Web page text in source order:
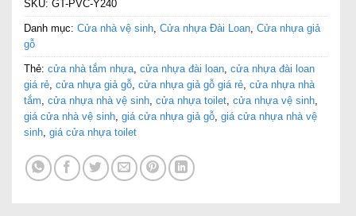
SKU: GT-PVC-Y240
Danh mục: Cửa nhà vệ sinh, Cửa nhựa Đài Loan, Cửa nhựa giả
gỗ
Thẻ: cửa nhà tắm nhựa, cửa nhựa đài loan, cửa nhựa đài loan
giá rẻ, cửa nhựa giả gỗ, cửa nhựa giả gỗ giá rẻ, cửa nhựa nhà
tắm, cửa nhựa nhà vệ sinh, cửa nhựa toilet, cửa nhựa vệ sinh,
giá cửa nhà vệ sinh, giá cửa nhựa giả gỗ, giá cửa nhựa nhà vệ
sinh, giá cửa nhựa toilet